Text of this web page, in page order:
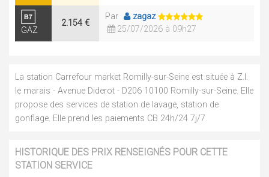
GAZ
2.154 €
Par
zagaz
25/07/2026 à 09h27
La station Carrefour market Romilly-sur-Seine est située à Z.I.
le marais - Avenue Diderot - D206 10100 Romilly-sur-Seine. Elle
propose des services de station de lavage, station de
gonflage. Elle prend les paiements CB 24h/24 7j/7.
HISTORIQUE DES PRIX RENSEIGNÉS POUR CETTE
STATION SERVICE